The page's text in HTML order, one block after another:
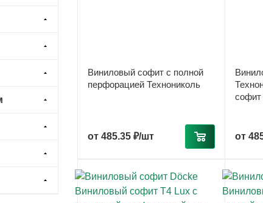
Виниловый софит с полной
перфорацией Технониколь
от 485.35 ₽/шт
софит
от